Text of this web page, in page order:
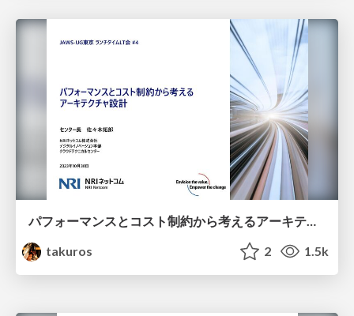
パフォーマンスとコスト制約から考えるアーキテクチャ設計（JAWSUG東京ランチLT会#4）
takuros
2 1.5k